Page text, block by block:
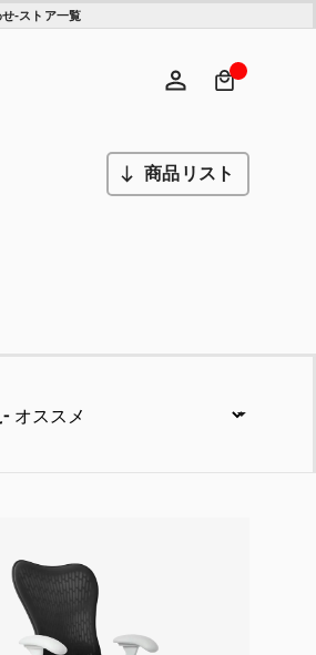
せ-ストア一覧
検索ヘ
ログイン
商品リスト
-